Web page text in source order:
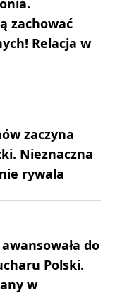
zachować
Relacja w
zaczyna
Nieznaczna
rywala
do
Polski.
w